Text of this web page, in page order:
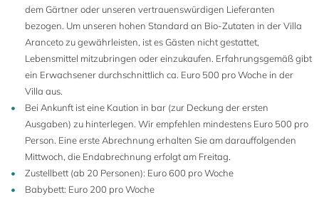
dem Gärtner oder unseren vertrauenswürdigen Lieferanten
bezogen. Um unseren hohen Standard an Bio-Zutaten in der Villa
Aranceto zu gewährleisten, ist es Gästen nicht gestattet,
Lebensmittel mitzubringen oder einzukaufen. Erfahrungsgemäß gibt
ein Erwachsener durchschnittlich ca. Euro 500 pro Woche in der
Villa aus.
Bei Ankunft ist eine Kaution in bar (zur Deckung der ersten
Ausgaben) zu hinterlegen. Wir empfehlen mindestens Euro 500 pro
Person. Eine erste Abrechnung erhalten Sie am darauffolgenden
Mittwoch, die Endabrechnung erfolgt am Freitag.
Zustellbett (ab 20 Personen): Euro 600 pro Woche
Babybett: Euro 200 pro Woche